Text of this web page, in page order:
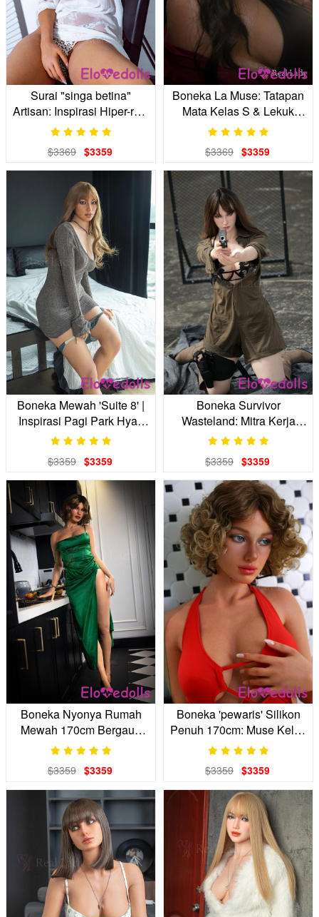
Surai "singa betina"
Artisan: Inspirasi Hiper-real
Anda yang Liar
$3369 $3359
Boneka La Muse: Tatapan
Mata Kelas S & Lekuk
Tubuh Jeli yang Realistis
$3369 $3359
Boneka Mewah 'Suite 8' |
Inspirasi Pagi Park Hyatt
Anda
$3359 $3359
Boneka Survivor
Wasteland: Mitra Kerja
Sama Realistis Anda
$3359 $3359
Boneka Nyonya Rumah
Mewah 170cm Bergaun
Satin Zamrud
$3359 $3359
Boneka 'pewaris' Silikon
Penuh 170cm: Muse Kelas
S
$3359 $3359